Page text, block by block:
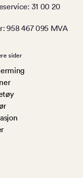
31 00 20
958 467 095 MVA
sider